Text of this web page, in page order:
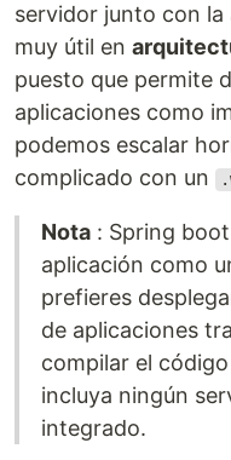
servidor junto con
muy útil en
puesto que permite
aplicaciones como
podemos escalar
complicado con un
Nota : Spring boot
aplicación como
prefieres
de aplicaciones
compilar el
incluya ningún
integrado.